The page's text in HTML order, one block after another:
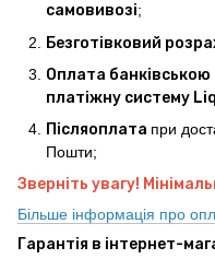
самовивозі;
Безготівковий
Оплата
платіжну систему
Післяоплата при
Пошти;
Зверніть увагу!
Більше інформація про
Гарантія в інтернет-